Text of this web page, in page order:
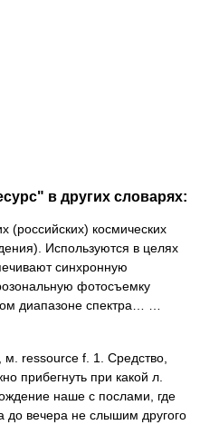
в других словарях:
(российских) космических
Используются в целях
синхронную
фотосъемку
диапазоне спектра… …
ressource f. 1. Средство,
прибегнуть при какой л.
наше с послами, где
до вечера не слышим другого